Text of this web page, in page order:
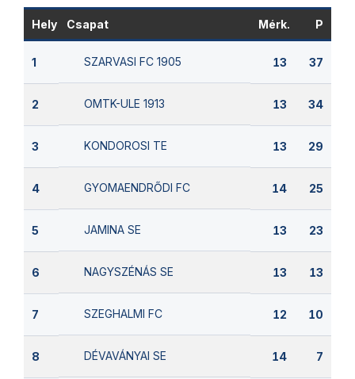
Hely Csapat Mérk. P
1 SZARVASI FC 1905 13 37
2 OMTK-ULE 1913 13 34
3 KONDOROSI TE 13 29
4 GYOMAENDRŐDI FC 14 25
5 JAMINA SE 13 23
6 NAGYSZÉNÁS SE 13 13
7 SZEGHALMI FC 12 10
8 DÉVAVÁNYAI SE 14 7